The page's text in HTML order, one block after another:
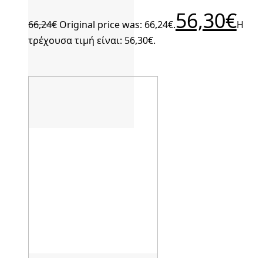
66,24€ Original price was: 66,24€.56,30€Η
τρέχουσα τιμή είναι: 56,30€.